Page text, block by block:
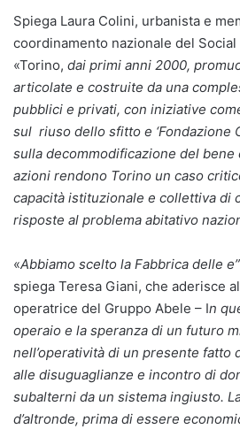
Spiega Laura Colini, urbanista e
coordinamento nazionale del Social
«Torino, dai primi anni 2000,
articolate e costruite da una
pubblici e privati, con iniziative
sul riuso dello sfitto e ‘Fondazione
sulla decommodificazione del bene
azioni rendono Torino un caso
capacità istituzionale e collettiva di
risposte al problema abitativo
«Abbiamo scelto la Fabbrica delle
spiega Teresa Giani, che aderisce
operatrice del Gruppo Abele – In
operaio e la speranza di un futuro
nell’operatività di un presente fatto
alle disuguaglianze e incontro di
subalterni da un sistema ingiusto.
d’altronde, prima di essere